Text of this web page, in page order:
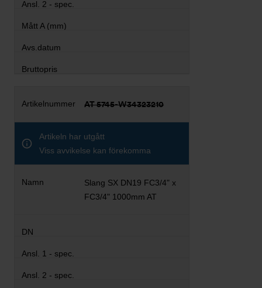
AT 5745-W34323210
Artikeln har utgått
Viss avvikelse kan förekomma
Slang SX DN19 FC3/4" x
FC3/4" 1000mm AT